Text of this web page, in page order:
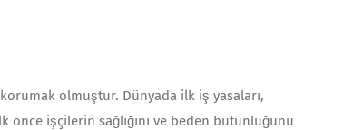
olmuştur. Dünyada ilk iş yasaları,
önce işçilerin sağlığını ve beden bütünlüğünü